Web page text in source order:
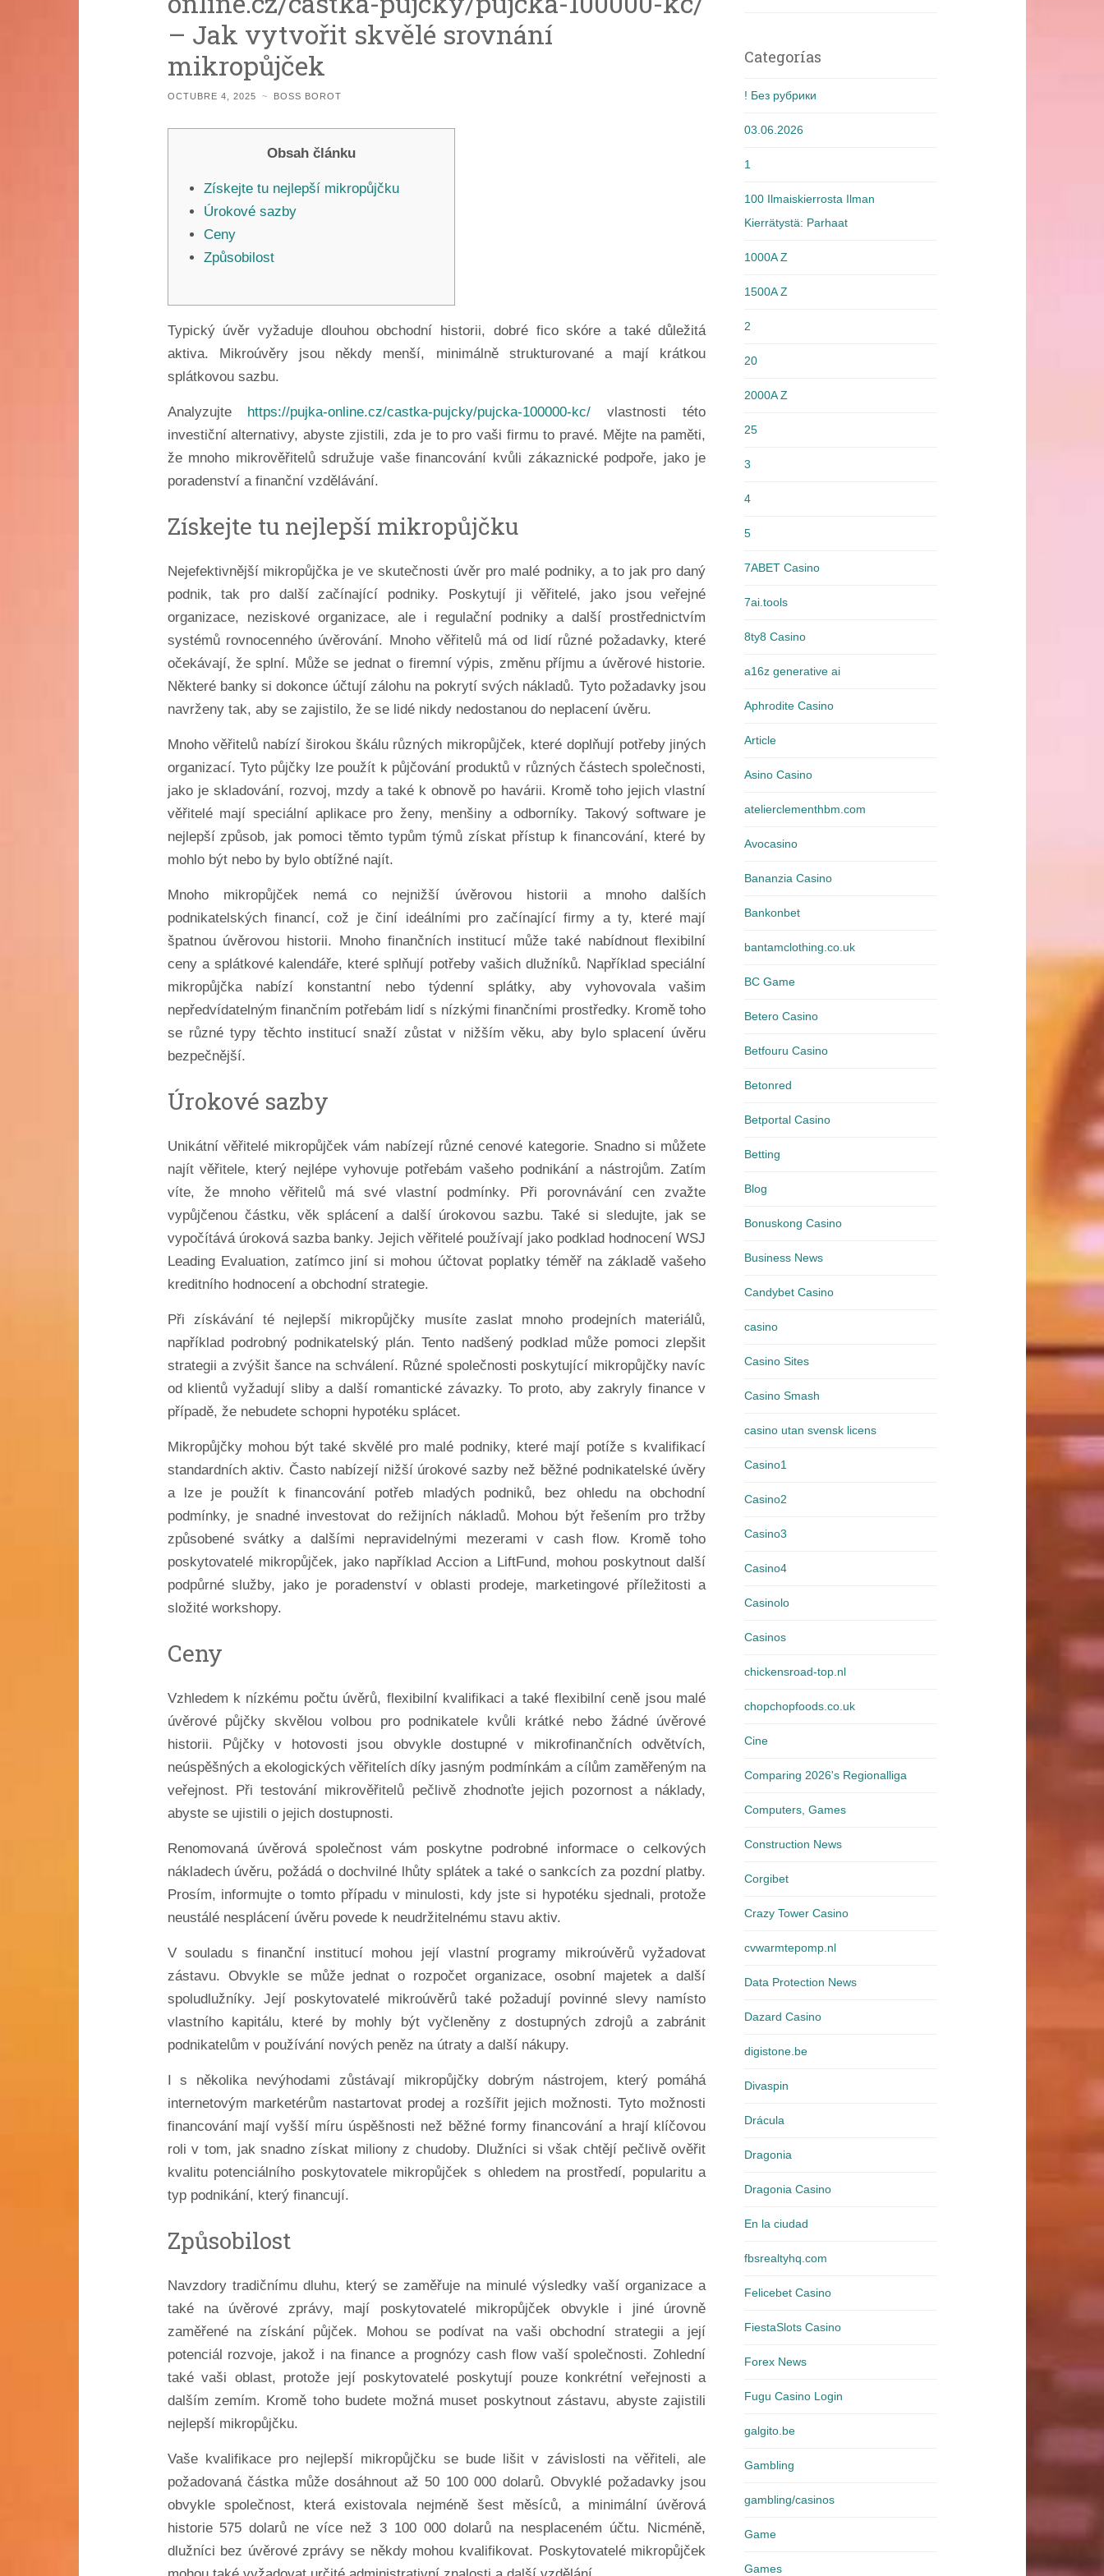
– Jak vytvořit skvělé srovnání
mikropůjček
OCTUBRE 4, 2025 ~ BOSS BOROT
Obsah článku
Získejte tu nejlepší mikropůjčku
Úrokové sazby
Ceny
Způsobilost
Typický úvěr vyžaduje dlouhou obchodní historii, dobré fico skóre a také důležitá
aktiva. Mikroúvěry jsou někdy menší, minimálně strukturované a mají krátkou
splátkovou sazbu.
Analyzujte https://pujka-online.cz/castka-pujcky/pujcka-100000-kc/ vlastnosti této
investiční alternativy, abyste zjistili, zda je to pro vaši firmu to pravé. Mějte na paměti,
že mnoho mikrověřitelů sdružuje vaše financování kvůli zákaznické podpoře, jako je
poradenství a finanční vzdělávání.
Získejte tu nejlepší mikropůjčku
Nejefektivnější mikropůjčka je ve skutečnosti úvěr pro malé podniky, a to jak pro daný
podnik, tak pro další začínající podniky. Poskytují ji věřitelé, jako jsou veřejné
organizace, neziskové organizace, ale i regulační podniky a další prostřednictvím
systémů rovnocenného úvěrování. Mnoho věřitelů má od lidí různé požadavky, které
očekávají, že splní. Může se jednat o firemní výpis, změnu příjmu a úvěrové historie.
Některé banky si dokonce účtují zálohu na pokrytí svých nákladů. Tyto požadavky jsou
navrženy tak, aby se zajistilo, že se lidé nikdy nedostanou do neplacení úvěru.
Mnoho věřitelů nabízí širokou škálu různých mikropůjček, které doplňují potřeby jiných
organizací. Tyto půjčky lze použít k půjčování produktů v různých částech společnosti,
jako je skladování, rozvoj, mzdy a také k obnově po havárii. Kromě toho jejich vlastní
věřitelé mají speciální aplikace pro ženy, menšiny a odborníky. Takový software je
nejlepší způsob, jak pomoci těmto typům týmů získat přístup k financování, které by
mohlo být nebo by bylo obtížné najít.
Mnoho mikropůjček nemá co nejnižší úvěrovou historii a mnoho dalších
podnikatelských financí, což je činí ideálními pro začínající firmy a ty, které mají
špatnou úvěrovou historii. Mnoho finančních institucí může také nabídnout flexibilní
ceny a splátkové kalendáře, které splňují potřeby vašich dlužníků. Například speciální
mikropůjčka nabízí konstantní nebo týdenní splátky, aby vyhovovala vašim
nepředvídatelným finančním potřebám lidí s nízkými finančními prostředky. Kromě toho
se různé typy těchto institucí snaží zůstat v nižším věku, aby bylo splacení úvěru
bezpečnější.
Úrokové sazby
Unikátní věřitelé mikropůjček vám nabízejí různé cenové kategorie. Snadno si můžete
najít věřitele, který nejlépe vyhovuje potřebám vašeho podnikání a nástrojům. Zatím
víte, že mnoho věřitelů má své vlastní podmínky. Při porovnávání cen zvažte
vypůjčenou částku, věk splácení a další úrokovou sazbu. Také si sledujte, jak se
vypočítává úroková sazba banky. Jejich věřitelé používají jako podklad hodnocení WSJ
Leading Evaluation, zatímco jiní si mohou účtovat poplatky téměř na základě vašeho
kreditního hodnocení a obchodní strategie.
Při získávání té nejlepší mikropůjčky musíte zaslat mnoho prodejních materiálů,
například podrobný podnikatelský plán. Tento nadšený podklad může pomoci zlepšit
strategii a zvýšit šance na schválení. Různé společnosti poskytující mikropůjčky navíc
od klientů vyžadují sliby a další romantické závazky. To proto, aby zakryly finance v
případě, že nebudete schopni hypotéku splácet.
Mikropůjčky mohou být také skvělé pro malé podniky, které mají potíže s kvalifikací
standardních aktiv. Často nabízejí nižší úrokové sazby než běžné podnikatelské úvěry
a lze je použít k financování potřeb mladých podniků, bez ohledu na obchodní
podmínky, je snadné investovat do režijních nákladů. Mohou být řešením pro tržby
způsobené svátky a dalšími nepravidelnými mezerami v cash flow. Kromě toho
poskytovatelé mikropůjček, jako například Accion a LiftFund, mohou poskytnout další
podpůrné služby, jako je poradenství v oblasti prodeje, marketingové příležitosti a
složité workshopy.
Ceny
Vzhledem k nízkému počtu úvěrů, flexibilní kvalifikaci a také flexibilní ceně jsou malé
úvěrové půjčky skvělou volbou pro podnikatele kvůli krátké nebo žádné úvěrové
historii. Půjčky v hotovosti jsou obvykle dostupné v mikrofinančních odvětvích,
neúspěšných a ekologických věřitelích díky jasným podmínkám a cílům zaměřeným na
veřejnost. Při testování mikrověřitelů pečlivě zhodnoťte jejich pozornost a náklady,
abyste se ujistili o jejich dostupnosti.
Renomovaná úvěrová společnost vám poskytne podrobné informace o celkových
nákladech úvěru, požádá o dochvilné lhůty splátek a také o sankcích za pozdní platby.
Prosím, informujte o tomto případu v minulosti, kdy jste si hypotéku sjednali, protože
neustálé nesplácení úvěru povede k neudržitelnému stavu aktiv.
V souladu s finanční institucí mohou její vlastní programy mikroúvěrů vyžadovat
zástavu. Obvykle se může jednat o rozpočet organizace, osobní majetek a další
spoludlužníky. Její poskytovatelé mikroúvěrů také požadují povinné slevy namísto
vlastního kapitálu, které by mohly být vyčleněny z dostupných zdrojů a zabránit
podnikatelům v používání nových peněz na útraty a další nákupy.
I s několika nevýhodami zůstávají mikropůjčky dobrým nástrojem, který pomáhá
internetovým marketérům nastartovat prodej a rozšířit jejich možnosti. Tyto možnosti
financování mají vyšší míru úspěšnosti než běžné formy financování a hrají klíčovou
roli v tom, jak snadno získat miliony z chudoby. Dlužníci si však chtějí pečlivě ověřit
kvalitu potenciálního poskytovatele mikropůjček s ohledem na prostředí, popularitu a
typ podnikání, který financují.
Způsobilost
Navzdory tradičnímu dluhu, který se zaměřuje na minulé výsledky vaší organizace a
také na úvěrové zprávy, mají poskytovatelé mikropůjček obvykle i jiné úrovně
zaměřené na získání půjček. Mohou se podívat na vaši obchodní strategii a její
potenciál rozvoje, jakož i na finance a prognózy cash flow vaší společnosti. Zohlední
také vaši oblast, protože její poskytovatelé poskytují pouze konkrétní veřejnosti a
dalším zemím. Kromě toho budete možná muset poskytnout zástavu, abyste zajistili
nejlepší mikropůjčku.
Vaše kvalifikace pro nejlepší mikropůjčku se bude lišit v závislosti na věřiteli, ale
požadovaná částka může dosáhnout až 50 100 000 dolarů. Obvyklé požadavky jsou
obvykle společnost, která existovala nejméně šest měsíců, a minimální úvěrová
historie 575 dolarů ne více než 3 100 000 dolarů na nesplaceném účtu. Nicméně,
dlužníci bez úvěrové zprávy se někdy mohou kvalifikovat. Poskytovatelé mikropůjček
Categorías
! Без рубрики
03.06.2026
1
100 Ilmaiskierrosta Ilman
Kierrätystä: Parhaat
1000A Z
1500A Z
2
20
2000A Z
25
3
4
5
7ABET Casino
7ai.tools
8ty8 Casino
a16z generative ai
Aphrodite Casino
Article
Asino Casino
atelierclementhbm.com
Avocasino
Bananzia Casino
Bankonbet
bantamclothing.co.uk
BC Game
Betero Casino
Betfouru Casino
Betonred
Betportal Casino
Betting
Blog
Bonuskong Casino
Business News
Candybet Casino
casino
Casino Sites
Casino Smash
casino utan svensk licens
Casino1
Casino2
Casino3
Casino4
Casinolo
Casinos
chickensroad-top.nl
chopchopfoods.co.uk
Cine
Comparing 2026's Regionalliga
Computers, Games
Construction News
Corgibet
Crazy Tower Сasino
cvwarmtepomp.nl
Data Protection News
Dazard Casino
digistone.be
Divaspin
Drácula
Dragonia
Dragonia Casino
En la ciudad
fbsrealtyhq.com
Felicebet Casino
FiestaSlots Casino
Forex News
Fugu Casino Login
galgito.be
Gambling
gambling/casinos
Game
Games